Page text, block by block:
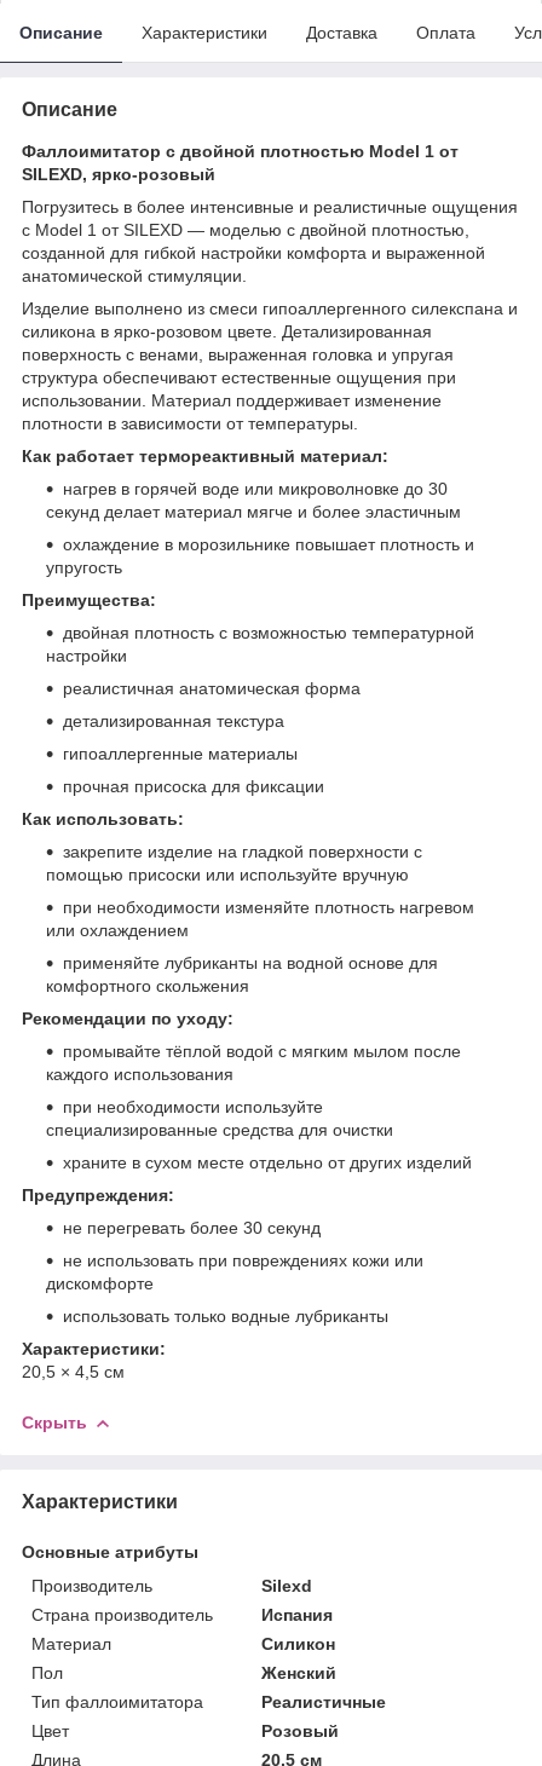
Описание Характеристики Доставка Оплата
Описание
Фаллоимитатор с двойной плотностью Model 1 от
SILEXD, ярко-розовый
Погрузитесь в более интенсивные и реалистичные ощущения
с Model 1 от SILEXD — моделью с двойной плотностью,
созданной для гибкой настройки комфорта и выраженной
анатомической стимуляции.
Изделие выполнено из смеси гипоаллергенного силекспана и
силикона в ярко-розовом цвете. Детализированная
поверхность с венами, выраженная головка и упругая
структура обеспечивают естественные ощущения при
использовании. Материал поддерживает изменение
плотности в зависимости от температуры.
Как работает термореактивный материал:
нагрев в горячей воде или микроволновке до 30
секунд делает материал мягче и более эластичным
охлаждение в морозильнике повышает плотность и
упругость
Преимущества:
двойная плотность с возможностью температурной
настройки
реалистичная анатомическая форма
детализированная текстура
гипоаллергенные материалы
прочная присоска для фиксации
Как использовать:
закрепите изделие на гладкой поверхности с
помощью присоски или используйте вручную
при необходимости изменяйте плотность нагревом
или охлаждением
применяйте лубриканты на водной основе для
комфортного скольжения
Рекомендации по уходу:
промывайте тёплой водой с мягким мылом после
каждого использования
при необходимости используйте
специализированные средства для очистки
храните в сухом месте отдельно от других изделий
Предупреждения:
не перегревать более 30 секунд
не использовать при повреждениях кожи или
дискомфорте
использовать только водные лубриканты
Характеристики:
20,5 × 4,5 см
Скрыть
Характеристики
Основные атрибуты
Производитель
Silexd
Страна производитель
Испания
Материал
Силикон
Пол
Женский
Тип фаллоимитатора
Реалистичные
Цвет
Розовый
Длина
20.5 см